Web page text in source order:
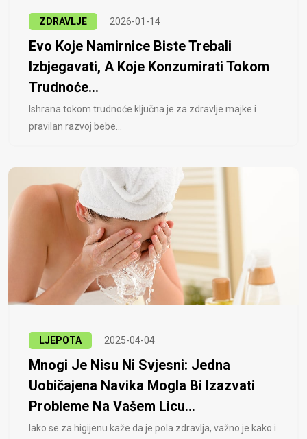
ZDRAVLJE 2026-01-14
Evo Koje Namirnice Biste Trebali
Izbjegavati, A Koje Konzumirati Tokom
Trudnoće...
Ishrana tokom trudnoće ključna je za zdravlje majke i
pravilan razvoj bebe...
LJEPOTA 2025-04-04
Mnogi Je Nisu Ni Svjesni: Jedna
Uobičajena Navika Mogla Bi Izazvati
Probleme Na Vašem Licu...
Iako se za higijenu kaže da je pola zdravlja, važno je kako i